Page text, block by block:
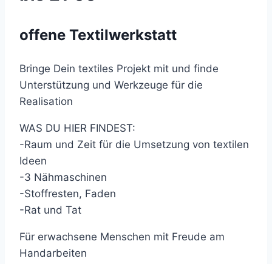
offene Textilwerkstatt
Bringe Dein textiles Projekt mit und finde
Unterstützung und Werkzeuge für die
Realisation
WAS DU HIER FINDEST:
-Raum und Zeit für die Umsetzung von textilen
Ideen
-3 Nähmaschinen
-Stoffresten, Faden
-Rat und Tat
Für erwachsene Menschen mit Freude am
Handarbeiten